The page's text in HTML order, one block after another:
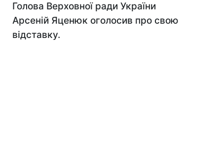
Голова Верховної ради України
Арсеній Яценюк оголосив про свою
відставку.